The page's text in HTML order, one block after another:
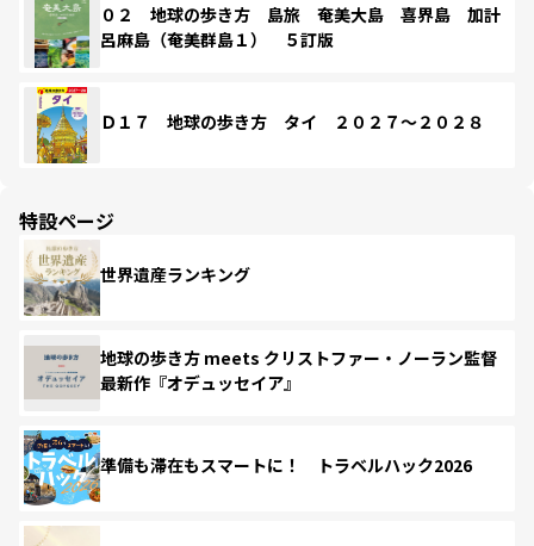
０２ 地球の歩き方 島旅 奄美大島 喜界島 加計
呂麻島（奄美群島１） ５訂版
Ｄ１７ 地球の歩き方 タイ ２０２７～２０２８
特設ページ
世界遺産ランキング
地球の歩き方 meets クリストファー・ノーラン監督
最新作『オデュッセイア』
準備も滞在もスマートに！ トラベルハック2026